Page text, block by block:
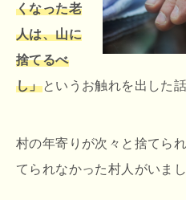
くなった老
人は、山に
捨てるべ
し」というお触れを出した話
村の年寄りが次々と捨てら
てられなかった村人がいまし